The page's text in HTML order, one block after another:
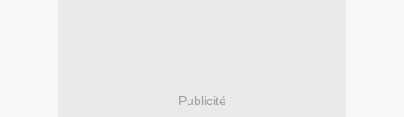
Publicité